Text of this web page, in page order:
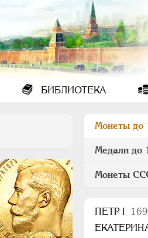
БИБЛИОТЕКА
Монеты до
Медали до
Монеты
ПEТР I